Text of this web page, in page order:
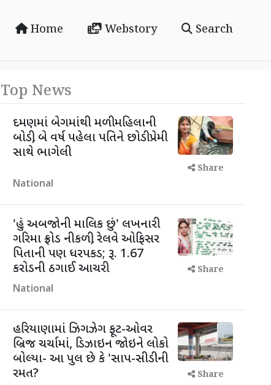
Home Webstory Search
Top News
દમણમાં બેગમાંથી મળી મહિલાની
બોડી, બે વર્ષ પહેલા પતિને છોડી પ્રેમી
સાથે ભાગેલી
National
Share
'હું અબજોની માલિક છું' લખનારી
ગરિમા ફ્રોડ નીકળી, રેલવે ઓફિસર
પિતાની પણ ધરપકડ; રૂ. 1.67
કરોડની ઠગાઈ આચરી
National
Share
હરિયાણામાં ઝિગઝેગ ફૂટ-ઓવર
બ્રિજ ચર્ચામાં, ડિઝાઇન જોઇને લોકો
બોલ્યા- આ પુલ છે કે 'સાપ-સીડી'ની
રમત?
Share